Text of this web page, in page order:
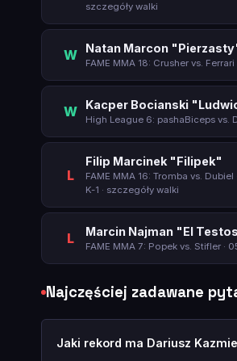
szczegóły walki
W Natan Marcon
FAME MMA 18: Crusher vs. Ferrari
W Kacper Bocianski
High League 6: pashaBiceps vs.
L
Filip Marcinek "Filipek"
FAME MMA 16: Tromba vs. Dubiel
K-1 · szczegóły walki
L Marcin Najman "El
FAME MMA 7: Popek vs. Stifler ·
Najczęściej zadawane
Jaki rekord ma Dariusz